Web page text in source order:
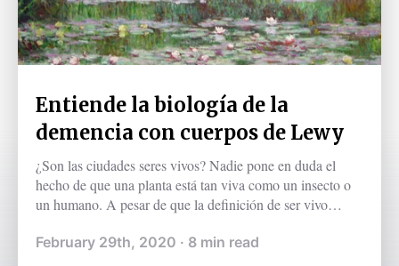
Entiende la biología de la
demencia con cuerpos de Lewy
¿Son las ciudades seres vivos? Nadie pone en duda el
hecho de que una planta está tan viva como un insecto o
un humano. A pesar de que la definición de ser vivo
todo ser que posee cierto nivel de organización, un
February 29th, 2020 · 8 min read